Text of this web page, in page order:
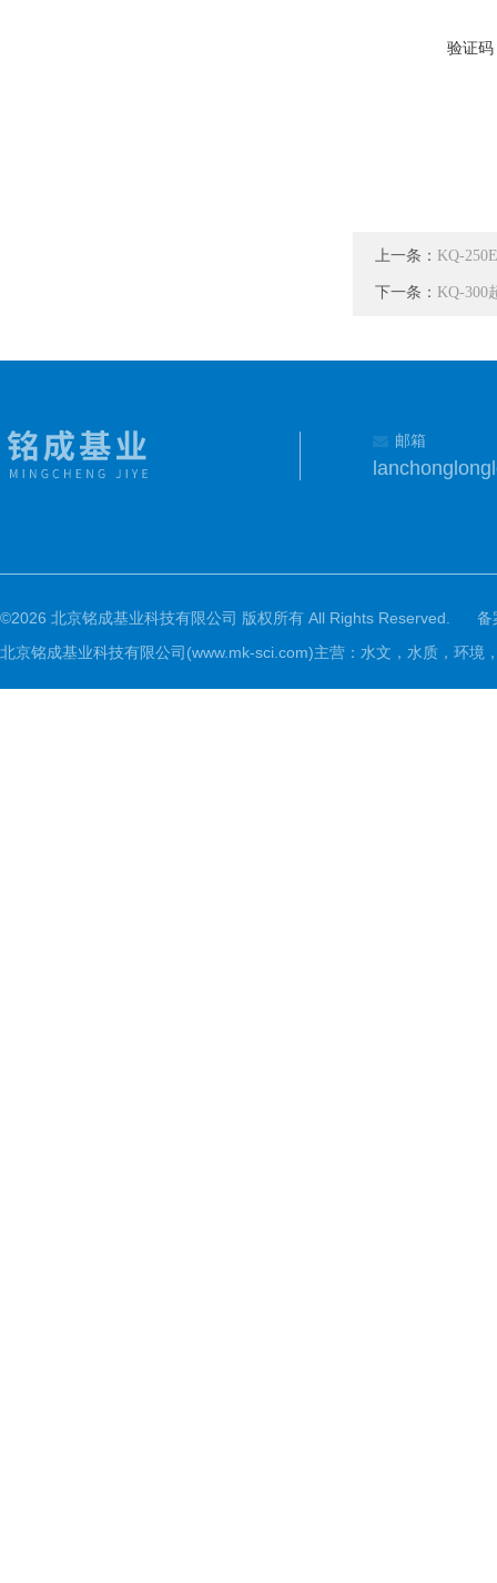
验证码
上一条： KQ-
下一条： KQ-300
邮箱
©2026 北京铭成基业科技有限公司 版权所有 All Rights Reserved.
备
北京铭成基业科技有限公司(www.mk-sci.com)主营：水文，水质，环境